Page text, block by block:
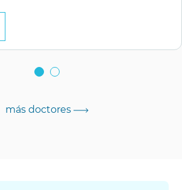
más doctores